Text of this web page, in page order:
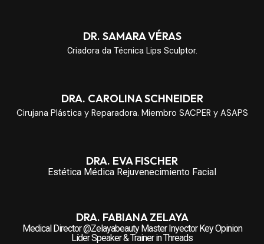
DR. SAMARA VÉRAS
Criadora da Técnica Lips Sculptor.
DRA. CAROLINA SCHNEIDER
Cirujana Plástica y Reparadora. Miembro SACPER y ASAPS
DRA. EVA FISCHER
Estética Médica Rejuvenecimiento Facial
DRA. FABIANA ZELAYA
Medical Director @Zelayabeauty Master Inyector Key Opinion
Líder Speaker & Trainer in Threads